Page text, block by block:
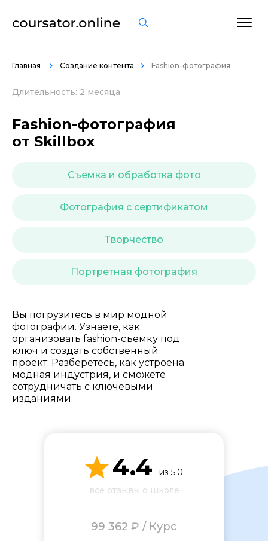
Главная Создание контента Fashion-фотография
Длительность: 2 месяца
Fashion-фотография
от Skillbox
Съемка и обработка фото
Фотография с сертификатом
Творчество
Портретная фотография
Вы погрузитесь в мир модной
фотографии. Узнаете, как
организовать fashion-съёмку под
ключ и создать собственный
проект. Разберётесь, как устроена
модная индустрия, и сможете
сотрудничать с ключевыми
изданиями.
4.4
из 5.0
все отзывы о школе
99 362 ₽ / Курс
Стоимость *
Подача материала *
Программа обучения *
Уровень организации *